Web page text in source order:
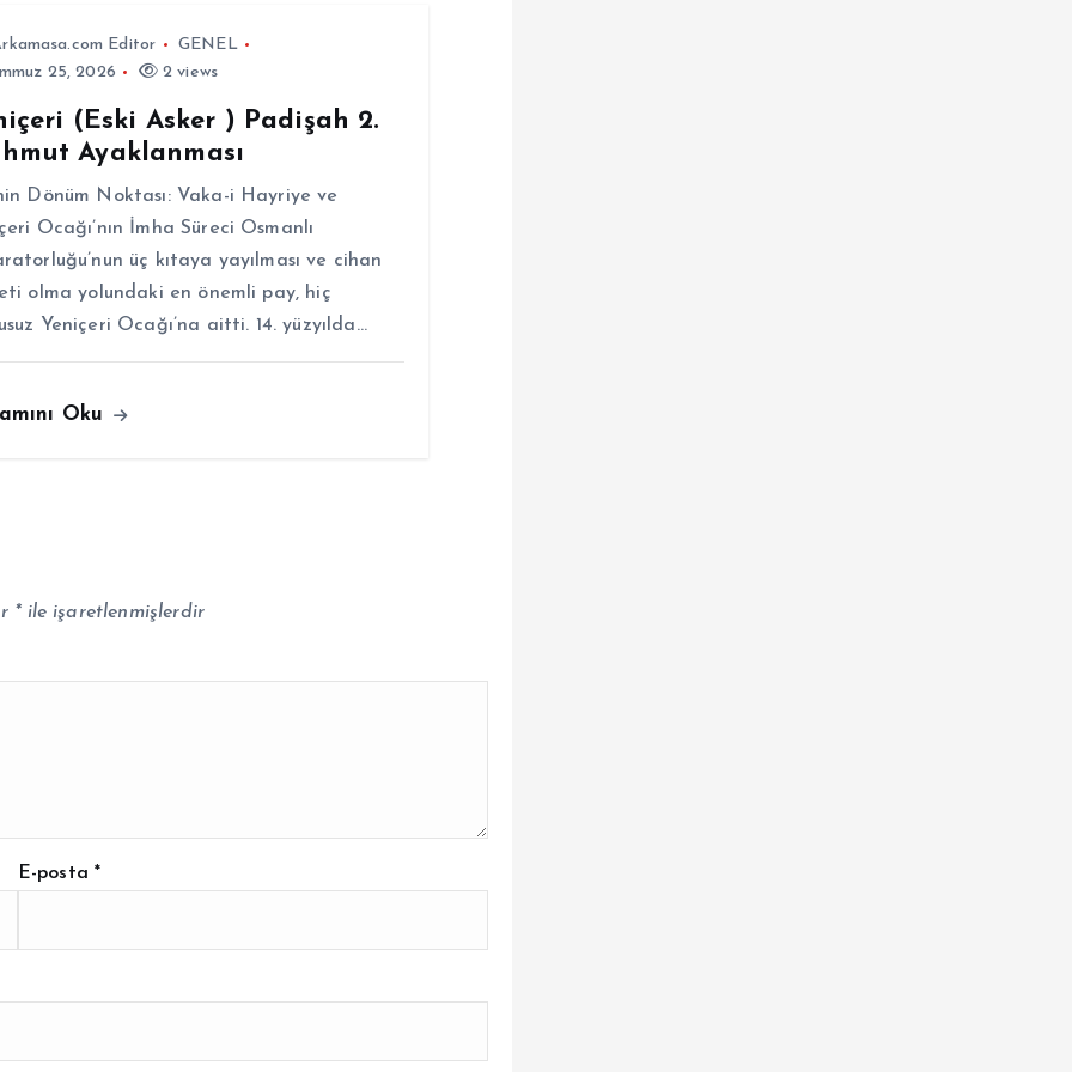
Editor
GENEL
25, 2026
2 views
(Eski Asker ) Padişah 2.
Ayaklanması
Dönüm Noktası: Vaka-i Hayriye ve
Ocağı’nın İmha Süreci Osmanlı
üç kıtaya yayılması ve cihan
olma yolundaki en önemli pay, hiç
Yeniçeri Ocağı’na aitti. 14. yüzyılda…
Oku
*ile işaretlenmişlerdir
E-posta*